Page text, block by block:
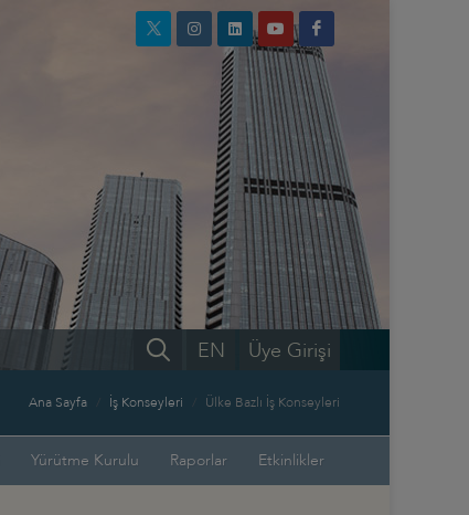
Üye Girişi
EN
Ana Sayfa İş Konseyleri Ülke Bazlı İş Konseyleri
Yürütme Kurulu Raporlar Etkinlikler